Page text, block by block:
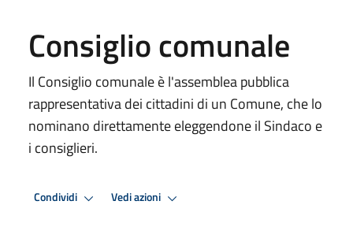
Consiglio comunale
Il Consiglio comunale è l'assemblea pubblica
rappresentativa dei cittadini di un Comune, che lo
nominano direttamente eleggendone il Sindaco e
i consiglieri.
Condividi Vedi azioni